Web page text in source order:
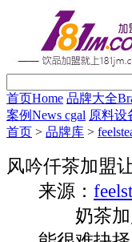
首页Home 品牌大全
案例News cgal 原料设
首页 > 品牌库 >
风吟仟茶加盟
来源：
奶茶加盟